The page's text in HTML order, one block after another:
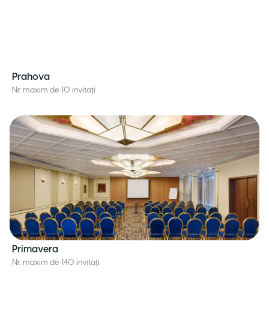
Prahova
Nr. maxim de 10 invitați
Primavera
Nr. maxim de 140 invitați